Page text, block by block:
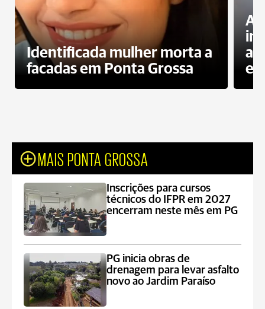
Identificada mulher morta a
facadas em Ponta Grossa
MAIS PONTA GROSSA
Inscrições para cursos
técnicos do IFPR em 2027
encerram neste mês em PG
PG inicia obras de
drenagem para levar asfalto
novo ao Jardim Paraíso